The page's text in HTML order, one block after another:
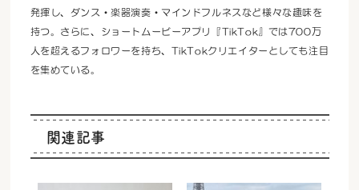
発揮し、ダンス・楽器演奏・マインドフルネスなど様々な趣味を
持つ。さらに、ショートムービーアプリ『TikTok』では700万
人を超えるフォロワーを持ち、TikTokクリエイターとしても注目
を集めている。
関連記事